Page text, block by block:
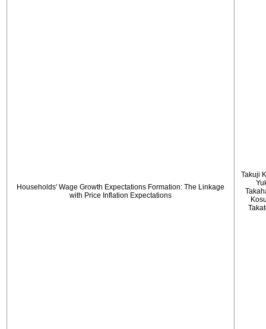
Households' Wage Growth Expectations Formation: The Linkage
with Price Inflation Expectations
Takuji